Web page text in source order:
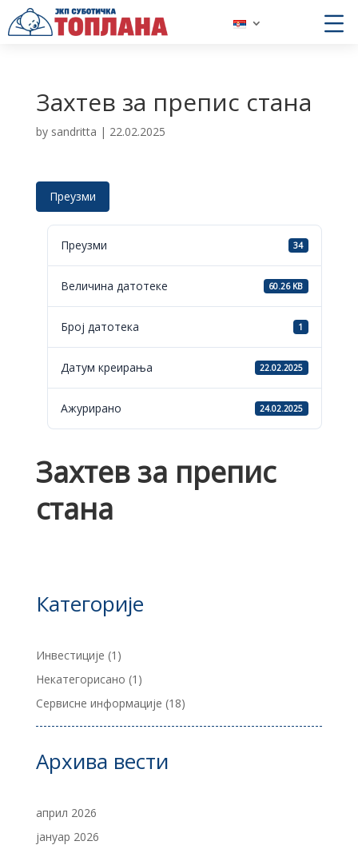
Захтев за препис стана
by sandritta | 22.02.2025
Преузми
Преузми 34
Величина датотеке 60.26 KB
Број датотека 1
Датум креирања 22.02.2025
Ажурирано 24.02.2025
Захтев за препис
стана
Категорије
Инвестиције (1)
Некатегорисано (1)
Сервисне информације (18)
Архива вести
април 2026
јануар 2026